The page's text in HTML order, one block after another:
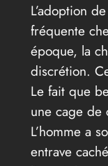
L’adoption
fréquente
époque, la
discrétion.
Le fait que
une cage de
L’homme a
entrave